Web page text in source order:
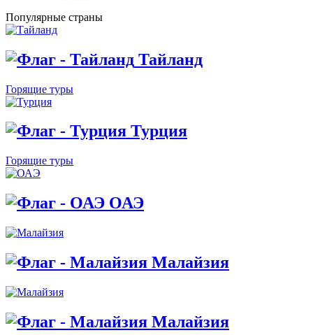
Популярные страны
Тайланд
Горящие туры
Турция
Горящие туры
ОАЭ
Малайзия
Малайзия